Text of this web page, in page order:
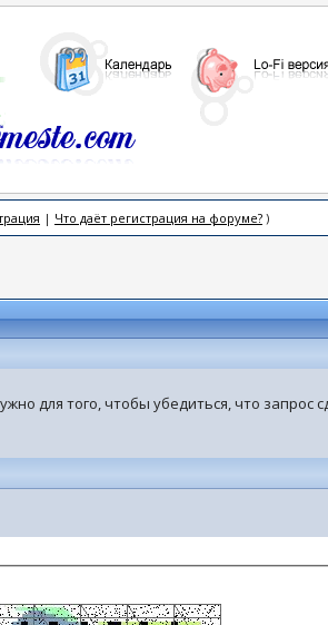
| Что даёт регистрация на форуме?)
для того, чтобы убедиться, что